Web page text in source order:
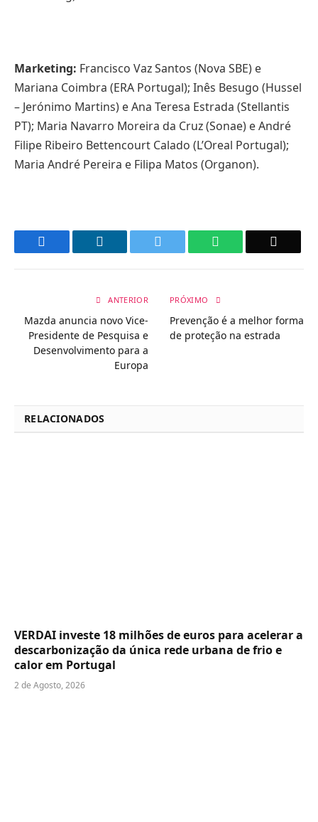
Marketing: Francisco Vaz Santos (Nova SBE) e
Mariana Coimbra (ERA Portugal); Inês Besugo (Hussel
– Jerónimo Martins) e Ana Teresa Estrada (Stellantis
PT); Maria Navarro Moreira da Cruz (Sonae) e André
Filipe Ribeiro Bettencourt Calado (L’Oreal Portugal);
Maria André Pereira e Filipa Matos (Organon).
WhatsApp
ANTERIOR
Mazda anuncia novo Vice-
Presidente de Pesquisa e
Desenvolvimento para a
Europa
PRÓXIMO
Prevenção é a melhor forma
de proteção na estrada
RELACIONADOS
VERDAI investe 18 milhões de euros para acelerar a
descarbonização da única rede urbana de frio e
calor em Portugal
2 de Agosto, 2026